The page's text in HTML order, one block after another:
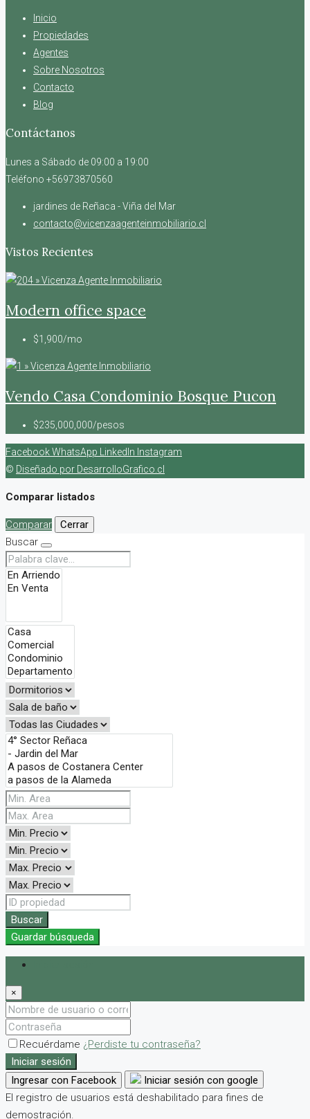
Inicio
Propiedades
Agentes
Sobre Nosotros
Contacto
Blog
Contáctanos
Lunes a Sábado de 09:00 a 19:00
Teléfono +56973870560
jardines de Reñaca - Viña del Mar
contacto@vicenzaagenteinmobiliario.cl
Vistos Recientes
Modern office space
$1,900/mo
Vendo Casa Condominio Bosque Pucon
$235,000,000/pesos
FacebookWhatsApp LinkedIn Instagram
© Diseñado por DesarrolloGrafico.cl
Comparar listados
Comparar
Cerrar
Buscar
Buscar
Guardar búsqueda
×
Recuérdame ¿Perdiste tu contraseña?
Iniciar sesión
Ingresar con Facebook
Iniciar sesión con google
El registro de usuarios está deshabilitado para fines de
demostración.